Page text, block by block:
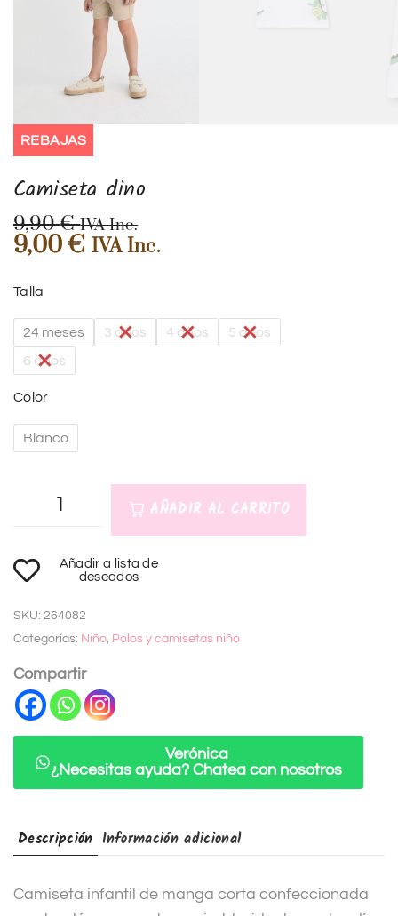
REBAJAS
Camiseta dino
9,90€ IVA Inc.
9,00€ IVA Inc.
Talla
24 meses 3 años 4 años
5 años
6 años
Color
Blanco
AÑADIR AL CARRITO
l
e
r
n
a
Añadir a lista de
deseados
SKU: 264082
Categorías: Niño Polos y camisetas niño
Compartir
Verónica
¿Necesitas ayuda? Chatea con nosotros
Descripción Información adicional
Camiseta infantil de manga corta confeccionada